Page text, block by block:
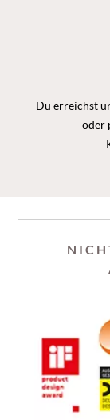
Du erreichst
oder